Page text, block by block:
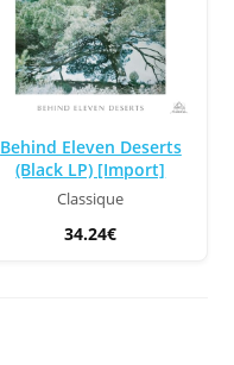
Behind Eleven Deserts
(Black LP) [Import]
Classique
34.24€